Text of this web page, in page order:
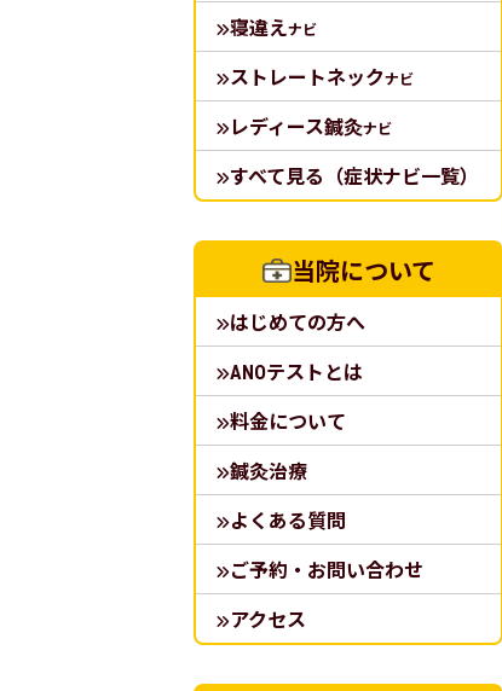
寝違えナビ
ストレートネックナビ
レディース鍼灸ナビ
すべて見る（症状ナビ一覧）
当院について
はじめての方へ
ANOテストとは
料金について
鍼灸治療
よくある質問
ご予約・お問い合わせ
アクセス